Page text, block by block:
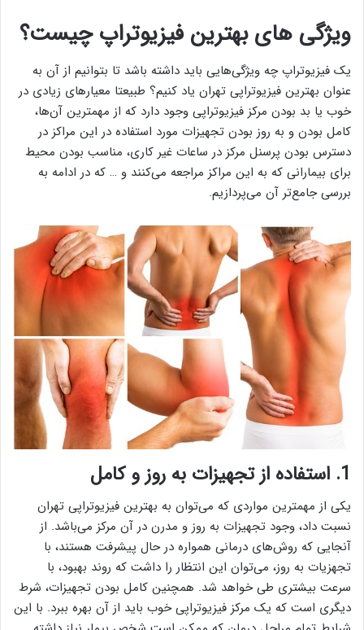
ویژگی های بهترین فیزیوتراپ چیست؟
یک فیزیوتراپ چه ویژگی‌هایی باید داشته باشد تا بتوانیم از آن به
عنوان بهترین فیزیوتراپی تهران یاد کنیم؟ طبیعتا معیار‌های زیادی در
خوب یا بد بودن مرکز فیزیوتراپی وجود دارد که از مهمترین آن‌ها،
کامل بودن و به روز بودن تجهیزات مورد استفاده در این مراکز در
دسترس بودن پرسنل مرکز در ساعات غیر کاری، مناسب بودن محیط
برای بیمارانی که به این مراکز مراجعه می‌کنند و … که در ادامه به
بررسی جامع‌تر آن می‌پردازیم.
1. استفاده از تجهیزات به روز و کامل
یکی از مهمترین مواردی که می‌توان به بهترین فیزیوتراپی تهران
نسبت داد، وجود تجهیزات به روز و مدرن در آن مرکز می‌باشد. از
آنجایی که روش‌های درمانی همواره در حال پیشرفت هستند، با
تجهزیات به روز، می‌توان این انتظار را داشت که روند بهبود، با
سرعت بیشتری طی خواهد شد. همچنین کامل بودن تجهیزات، شرط
دیگری است که یک مرکز فیزیوتراپی خوب باید از آن بهره ببرد. با این